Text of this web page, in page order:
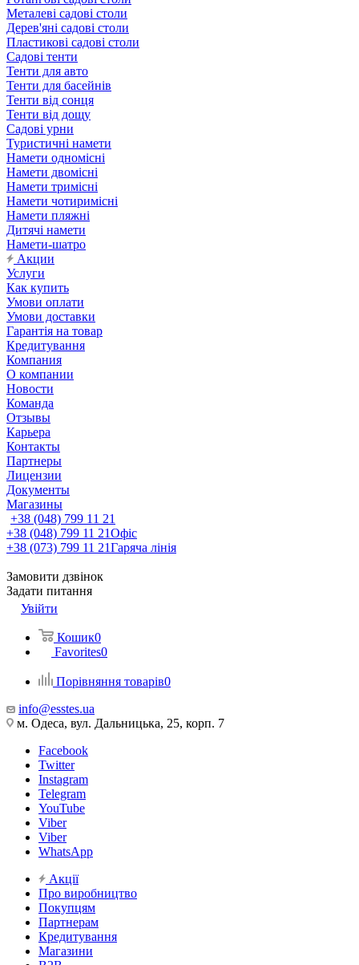
Металеві садові столи
Дерев'яні садові столи
Пластикові садові столи
Садові тенти
Тенти для авто
Тенти для басейнів
Тенти від сонця
Тенти від дощу
Садові урни
Туристичні намети
Намети одномісні
Намети двомісні
Намети тримісні
Намети чотиримісні
Намети пляжні
Дитячі намети
Намети-шатро
Акции
Услуги
Как купить
Умови оплати
Умови доставки
Гарантія на товар
Кредитування
Компания
О компании
Новости
Команда
Отзывы
Карьера
Контакты
Партнеры
Лицензии
Документы
Магазины
+38 (048) 799 11 21
+38 (048) 799 11 21Офіс
+38 (073) 799 11 21Гаряча лінія
Замовити дзвінок
Задати питання
Увійти
Кошик0
Favorites0
Порівняння товарів0
info@esstes.ua
м. Одеса, вул. Дальницька, 25, корп. 7
Facebook
Twitter
Instagram
Telegram
YouTube
Viber
Viber
WhatsApp
Акції
Про виробництво
Покупцям
Партнерам
Кредитування
Магазини